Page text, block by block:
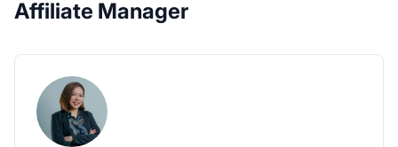
Affiliate Manager